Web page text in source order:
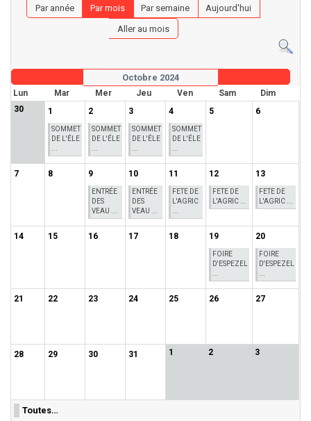
Par année Par mois Par semaine
Aujourd'hui
Aller au mois
Octobre 2024
Lun Mar Mer Jeu Ven Sam
Dim
30
1
SOMMET
DE L'ÉLE
2
SOMMET
DE L'ÉLE
3
SOMMET
DE L'ÉLE
4
SOMMET
DE L'ÉLE
5 6
7 8 9
ENTRÉE
DES
VEAU ...
10
ENTRÉE
DES
VEAU ...
11
FETE DE
L'AGRIC
12
FETE DE
L'AGRIC ...
13
FETE DE
L'AGRIC ...
14 15 16 17 18 19
FOIRE
D'ESPEZEL
20
FOIRE
D'ESPEZEL
21 22 23 24 25 26 27
28 29 30 31 1 2 3
Toutes…